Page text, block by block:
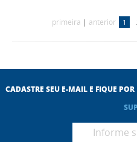
primeira | anterior 1
CADASTRE SEU E-MAIL E FIQUE